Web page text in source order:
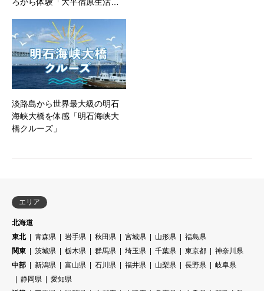
淡路島から世界最大級の明石
海峡大橋を体感「明石海峡大
橋クルーズ」
エリア
北海道
東北
青森県 岩手県 秋田県 宮城県 山形県
福島県
関東
茨城県 栃木県 群馬県 埼玉県 千葉県 東京都
神奈川県
中部
新潟県 富山県 石川県 福井県 山梨県 長野県
岐阜県
静岡県
愛知県